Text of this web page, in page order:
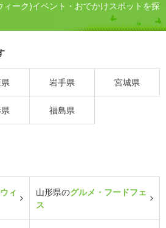
ィーク)イベント・おでかけスポットを探
岩手県 宮城県
福島県
ィ
山形県のグルメ・フードフェ
ス